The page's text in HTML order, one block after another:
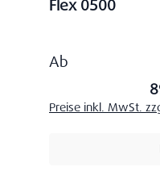
Flex 0500
Regulärer Preis:
Ab
Preise inkl. MwSt.